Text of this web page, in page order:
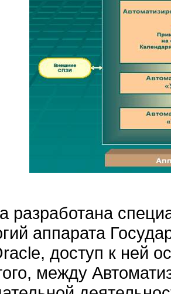
разработана
аппарата
доступ к ней
между